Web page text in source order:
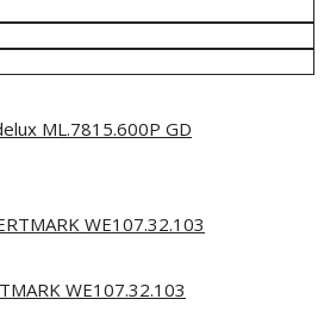
ML.7815.600P GD
WE107.32.103